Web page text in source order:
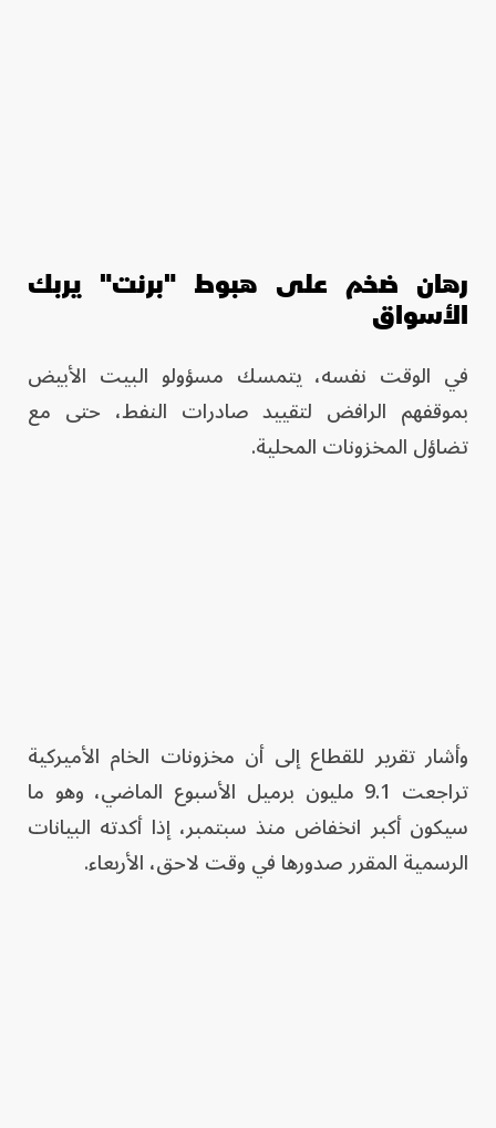
رهان ضخم على هبوط "برنت" يربك
الأسواق
في الوقت نفسه، يتمسك مسؤولو البيت الأبيض
بموقفهم الرافض لتقييد صادرات النفط، حتى مع
تضاؤل المخزونات المحلية.
وأشار تقرير للقطاع إلى أن مخزونات الخام الأميركية
تراجعت 9.1 مليون برميل الأسبوع الماضي، وهو ما
سيكون أكبر انخفاض منذ سبتمبر، إذا أكدته البيانات
الرسمية المقرر صدورها في وقت لاحق، الأربعاء.